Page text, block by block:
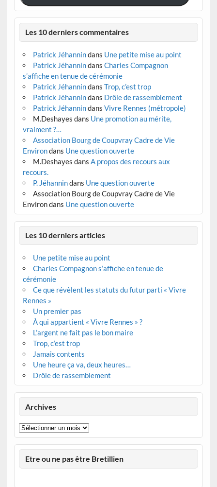
Les 10 derniers commentaires
Patrick Jéhannindans Une petite mise au point
Patrick Jéhannindans Charles Compagnon
s’affiche en tenue de cérémonie
Patrick Jéhannindans Trop, c’est trop
Patrick Jéhannindans Drôle de rassemblement
Patrick Jéhannindans Vivre Rennes (métropole)
M.Deshayes dans Une promotion au mérite,
vraiment ?…
Association Bourg de Coupvray Cadre de Vie
Environdans Une question ouverte
M.Deshayes dans A propos des recours aux
recours.
P. Jéhannindans Une question ouverte
Association Bourg de Coupvray Cadre de Vie
Environdans Une question ouverte
Les 10 derniers articles
Une petite mise au point
Charles Compagnon s’affiche en tenue de
cérémonie
Ce que révèlent les statuts du futur parti « Vivre
Rennes »
Un premier pas
À qui appartient « Vivre Rennes » ?
L’argent ne fait pas le bon maire
Trop, c’est trop
Jamais contents
Une heure ça va, deux heures…
Drôle de rassemblement
Archives
Archives
Etre ou ne pas être Bretillien